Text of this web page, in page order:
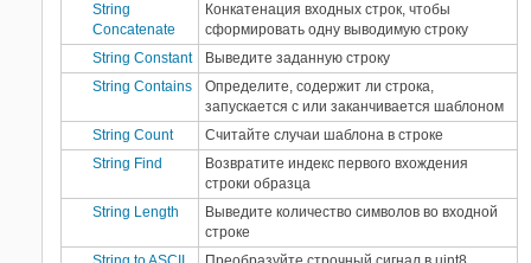
String
Concatenate
Конкатенация входных строк, чтобы
сформировать одну выводимую строку
String Constant
Выведите заданную строку
String Contains
Определите, содержит ли строка,
запускается с или заканчивается шаблоном
String Count
Считайте случаи шаблона в строке
String Find
Возвратите индекс первого вхождения
строки образца
String Length
Выведите количество символов во входной
строке